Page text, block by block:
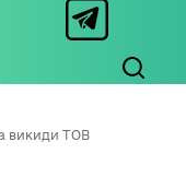
викиди ТОВ